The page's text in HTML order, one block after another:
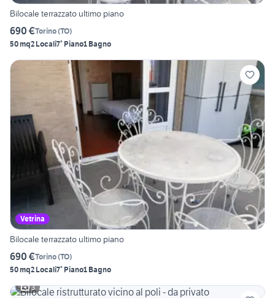
Bilocale terrazzato ultimo piano
690 €Torino(TO)
50 mq2 Locali7° Piano1 Bagno
Vetrina
Bilocale terrazzato ultimo piano
690 €Torino(TO)
50 mq2 Locali7° Piano1 Bagno
3